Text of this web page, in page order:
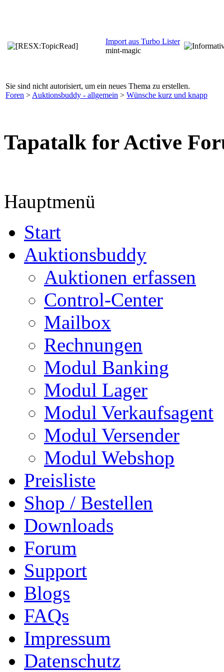
Import aus Turbo Lister
mint-magic
Sie sind nicht autorisiert, um ein neues Thema zu erstellen.
Foren > Auktionsbuddy - allgemein > Wünsche kurz und knapp
Tapatalk for Active
Hauptmenü
Start
Auktionsbuddy
Auktionen erfassen
Control-Center
Mailbox
Rechnungen
Modul Banking
Modul Lager
Modul Verkaufsagent
Modul Versender
Modul Webshop
Preisliste
Shop / Bestellen
Downloads
Forum
Support
Blogs
FAQs
Impressum
Datenschutz